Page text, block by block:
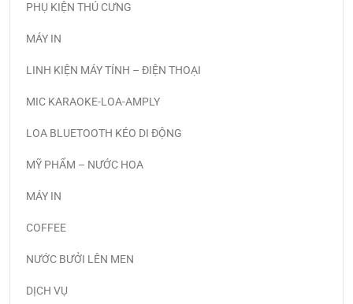
PHỤ KIỆN THÚ CƯNG
MÁY IN
LINH KIỆN MÁY TÍNH – ĐIỆN THOẠI
MIC KARAOKE-LOA-AMPLY
LOA BLUETOOTH KÉO DI ĐỘNG
MỸ PHẨM – NƯỚC HOA
MÁY IN
COFFEE
NƯỚC BƯỞI LÊN MEN
DỊCH VỤ